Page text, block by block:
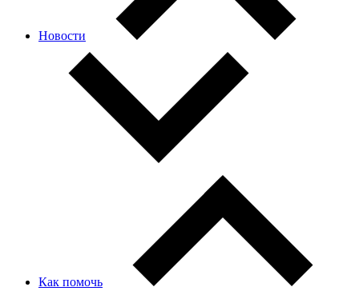
Новости
Как помочь